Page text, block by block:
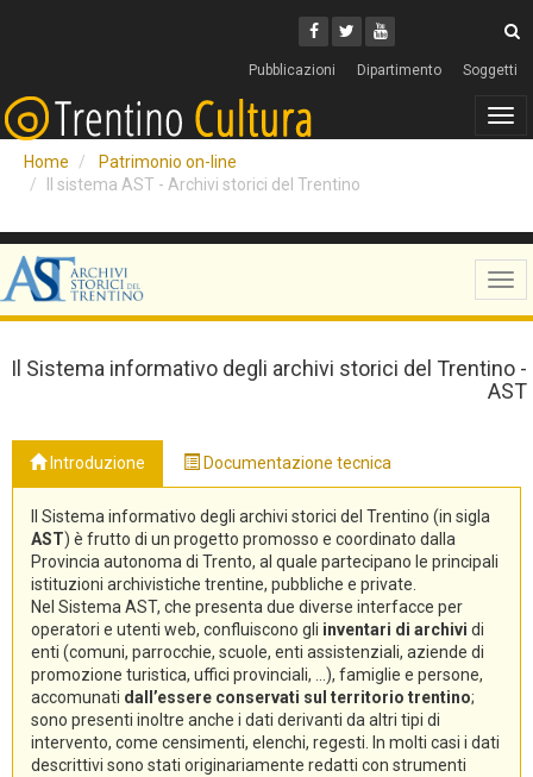
Facebook
Twitter
Youtube
Pubblicazioni Dipartimento Soggetti
Home
Patrimonio on-line
Il sistema AST - Archivi storici del Trentino
Il Sistema informativo degli archivi storici del Trentino -
AST
Introduzione Documentazione tecnica
Il Sistema informativo degli archivi storici del Trentino (in sigla
AST) è frutto di un progetto promosso e coordinato dalla
Provincia autonoma di Trento, al quale partecipano le principali
istituzioni archivistiche trentine, pubbliche e private.
Nel Sistema AST, che presenta due diverse interfacce per
operatori e utenti web, confluiscono gli inventari di archivi di
enti (comuni, parrocchie, scuole, enti assistenziali, aziende di
promozione turistica, uffici provinciali, ...), famiglie e persone,
accomunati dall’essere conservati sul territorio trentino;
sono presenti inoltre anche i dati derivanti da altri tipi di
intervento, come censimenti, elenchi, regesti. In molti casi i dati
descrittivi sono stati originariamente redatti con strumenti